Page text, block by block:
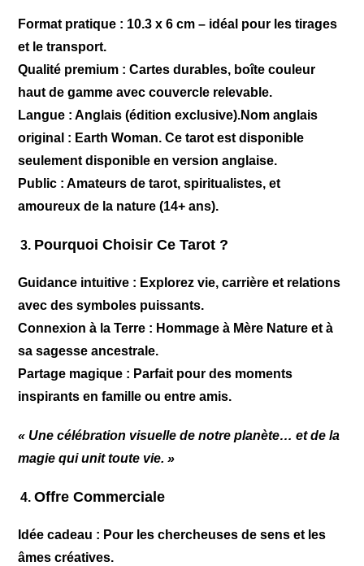
Format pratique : 10.3 x 6 cm – idéal pour les tirages
et le transport.
Qualité premium : Cartes durables, boîte couleur
haut de gamme avec couvercle relevable.
Langue : Anglais (édition exclusive).Nom anglais
original : Earth Woman. Ce tarot est disponible
seulement disponible en version anglaise.
Public : Amateurs de tarot, spiritualistes, et
amoureux de la nature (14+ ans).
Pourquoi Choisir Ce Tarot ?
Guidance intuitive : Explorez vie, carrière et relations
avec des symboles puissants.
Connexion à la Terre : Hommage à Mère Nature et à
sa sagesse ancestrale.
Partage magique : Parfait pour des moments
inspirants en famille ou entre amis.
« Une célébration visuelle de notre planète… et de la
magie qui unit toute vie. »
Offre Commerciale
Idée cadeau : Pour les chercheuses de sens et les
âmes créatives.